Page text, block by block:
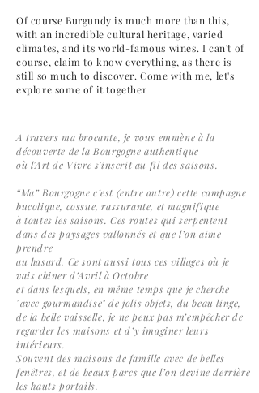
Of course Burgundy is much more than this,
with an incredible cultural heritage, varied
climates, and its world-famous wines. I can't of
course, claim to know everything, as there is
still so much to discover. Come with me, let's
explore some of it together
A travers ma brocante, je vous emmène à la
découverte de la Bourgogne authentique
où l'Art de Vivre s'inscrit au fil des saisons.
“Ma” Bourgogne c’est (entre autre) cette campagne
bucolique, cossue, rassurante, et magnifique
à toutes les saisons. Ces routes qui serpentent
dans des paysages vallonnés et que l’on aime
prendre
au hasard. Ce sont aussi tous ces villages où je
vais chiner d’Avril à Octobre
et dans lesquels, en même temps que je cherche
"avec gourmandise" de jolis objets, du beau linge,
de la belle vaisselle, je ne peux pas m’empêcher de
regarder les maisons et d’y imaginer leurs
intérieurs.
Souvent des maisons de famille avec de belles
fenêtres, et de beaux parcs que l’on devine derrière
les hauts portails.